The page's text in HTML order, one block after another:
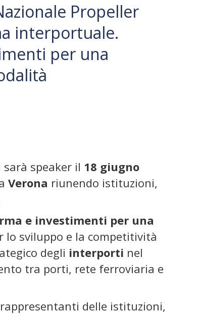
Propeller
interportuale.
per una
sarà speaker il 18 giugno
Verona riunendo istituzioni,
e investimenti per una
sviluppo e la competitività
degli interporti nel
tra porti, rete ferroviaria e
delle istituzioni,